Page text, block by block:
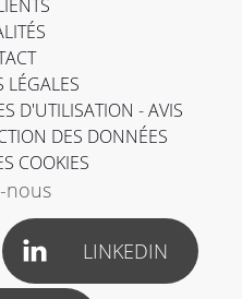
LÉGALES
D'UTILISATION - AVIS
DES DONNÉES
COOKIES
nous
LINKEDIN